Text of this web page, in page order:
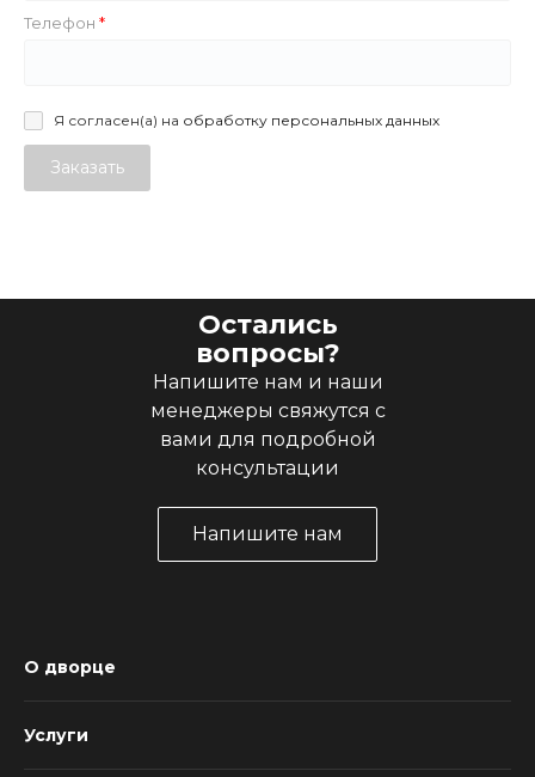
Телефон
Я согласен(а) на обработку персональных данных
Заказать
Остались
вопросы?
Напишите нам и наши
менеджеры свяжутся с
вами для подробной
консультации
Напишите нам
О дворце
Услуги